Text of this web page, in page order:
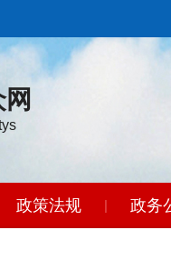
政策法规 | 政务